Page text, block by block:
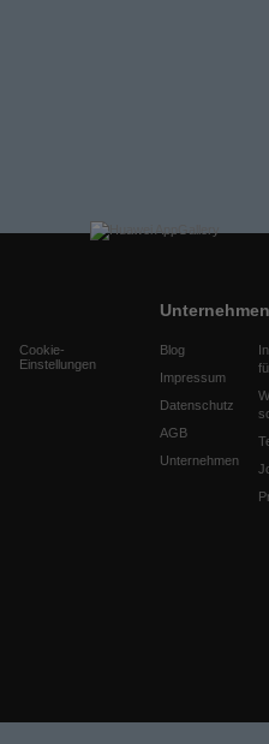
Cookie-
Einstellungen
Unternehmen
Blog
Impressum
Datenschutz
AGB
Unternehmen